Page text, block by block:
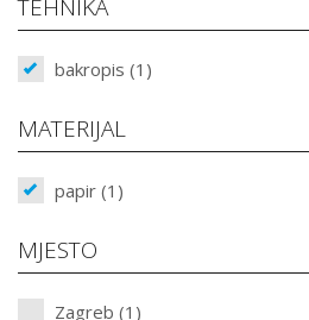
TEHNIKA
bakropis (1)
MATERIJAL
papir (1)
MJESTO
Zagreb (1)